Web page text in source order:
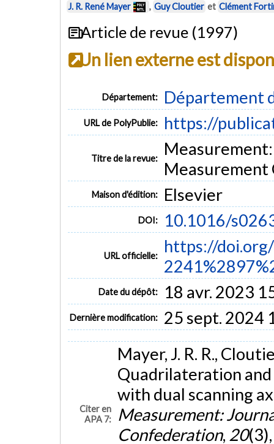
J. R. René Mayer , Guy Cloutier et Clément
Article de revue (1997)
Un lien externe est
Département: Département
URL de PolyPublie: https://
Titre de la revue:
Measurement
Maison d'édition: Elsevier
DOI: 10.1016/
URL officielle:
https://
Date du dépôt: 18 avr. 2023
Dernière modification: 25 sept. 2024
Citer en
APA 7:
Mayer, J. R. R.,
Quadrilateration
with dual scanning
Measurement:
Confederation, 20